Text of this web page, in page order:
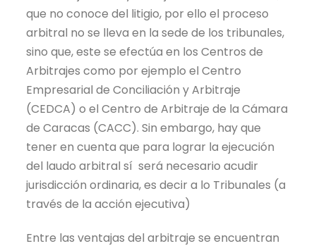
que no conoce del litigio, por ello el proceso
arbitral no se lleva en la sede de los tribunales,
sino que, este se efectúa en los Centros de
Arbitrajes como por ejemplo el Centro
Empresarial de Conciliación y Arbitraje
(CEDCA) o el Centro de Arbitraje de la Cámara
de Caracas (CACC). Sin embargo, hay que
tener en cuenta que para lograr la ejecución
del laudo arbitral sí será necesario acudir
jurisdicción ordinaria, es decir a lo Tribunales (a
través de la acción ejecutiva)
Entre las ventajas del arbitraje se encuentran